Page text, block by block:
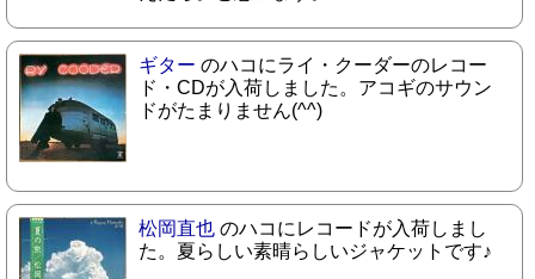
ギター のハコにライ・クーダーのレコー
ド・CDが入荷しました。アコギのサウン
ドがたまりません(^^)
松岡直也 のハコにレコードが入荷しまし
た。夏らしい素晴らしいジャケットです♪